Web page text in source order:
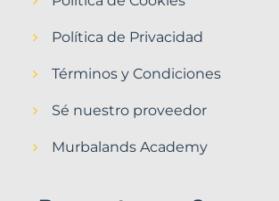
Política de Privacidad
Términos y Condiciones
Sé nuestro proveedor
Murbalands Academy